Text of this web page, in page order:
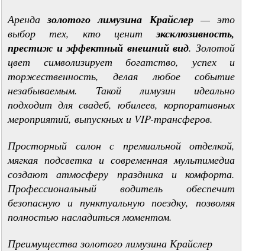
Арендазолотого лимузина Крайслер— это
выбор тех, кто ценитэксклюзивность,
престиж и эффектный внешний вид. Золотой
цвет символизирует богатство, успех и
торжественность, делая любое событие
незабываемым. Такой лимузин идеально
подходит для свадеб, юбилеев, корпоративных
мероприятий, выпускных и VIP-трансферов.
Просторный салон с премиальной отделкой,
мягкая подсветка и современная мультимедиа
создают атмосферу праздника и комфорта.
Профессиональный водитель обеспечит
безопасную и пунктуальную поездку, позволяя
полностью насладиться моментом.
Преимущества золотого лимузина Крайслер